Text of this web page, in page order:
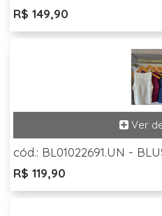
R$ 149,90
cód.: BL01022691.UN -
R$ 119,90